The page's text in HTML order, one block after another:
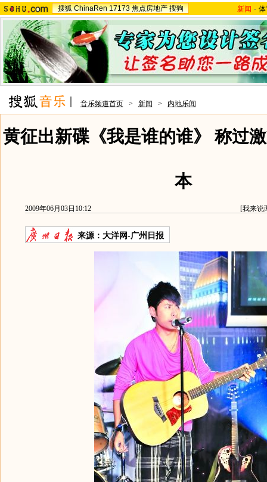
搜狐 ChinaRen 17173 焦点房地产 搜狗 新闻 -
音乐频道首页 > 新闻 > 内地乐闻
黄征出新碟《我是谁的谁》 称过
本
2009年06月03日10:12 [我来说
来源： 大洋网-广州日报